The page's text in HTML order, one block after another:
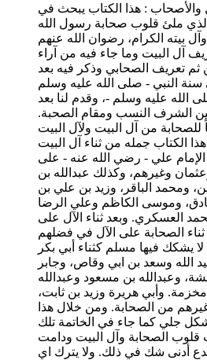
والأصحاب : هذا الكتاب يبحث في
الذي ملئ قلوب صحابة رسول الله
بيته الكرام، رضوان الله عنهم
آل البيت وما جاء فيه من آراء
ثم تعريف الصحابي وذكر فيه بعد
النبي - صلى الله عليه وسلم
الله عليه وسلم -، وقدم لنا بعد
الشرف النسب ومقام الصحبة.
من آل البيت ولآل البيت
الكتاب جمله من ثناء آل البيت
الإمام علي - رضي الله عنه - على
وغيرهم، وكذلك عبدالله بن
ومحمد الباقر، وزيد بن علي بن
وموسى الكاظم وعلي الرضا
العسكري. وبعد ثناء الآل على
الصحابة على الآل في فضلهم
يشكك فيها مسلم كثناء أبي بكر
الله وسعد بن ابي وقاص، وجابر
وعبدالله بن مسعود وعبدالله
وأبي هريرة وزيد بن ثابت،
من الصحابة. ومن خلال هذا
بشكل جلي كما جاء في الخاتمة تلك
قلوب الصحابة وآل البيت ودامت
يدع أدنى شك في ذلك. ولا يترك اي